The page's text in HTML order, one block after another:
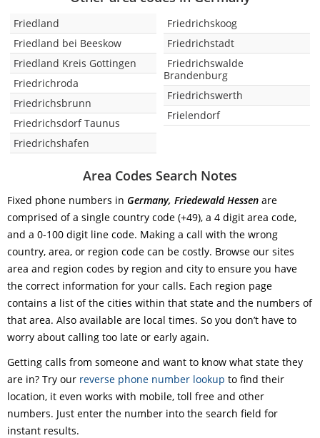
Friedland
Friedland bei Beeskow
Friedland Kreis Gottingen
Friedrichroda
Friedrichsbrunn
Friedrichsdorf Taunus
Friedrichshafen
Friedrichskoog
Friedrichstadt
Friedrichswalde
Brandenburg
Friedrichswerth
Frielendorf
Area Codes Search Notes
Fixed phone numbers in Germany, Friedewald Hessen are
comprised of a single country code (+49), a 4 digit area code,
and a 0-100 digit line code. Making a call with the wrong
country, area, or region code can be costly. Browse our sites
area and region codes by region and city to ensure you have
the correct information for your calls. Each region page
contains a list of the cities within that state and the numbers of
that area. Also available are local times. So you don’t have to
worry about calling too late or early again.
Getting calls from someone and want to know what state they
are in? Try our reverse phone number lookup to find their
location, it even works with mobile, toll free and other
numbers. Just enter the number into the search field for
instant results.